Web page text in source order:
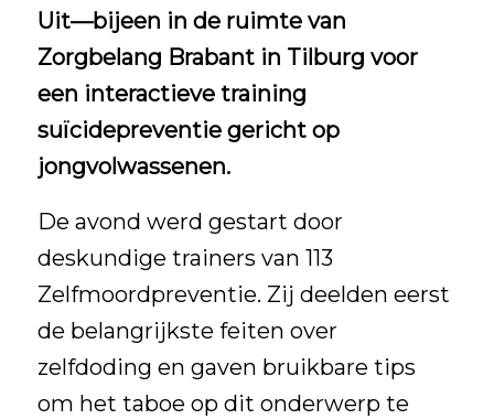
Uit—bijeen in de ruimte van
Zorgbelang Brabant in Tilburg voor
een interactieve training
suïcidepreventie gericht op
jongvolwassenen.
De avond werd gestart door
deskundige trainers van 113
Zelfmoordpreventie. Zij deelden eerst
de belangrijkste feiten over
zelfdoding en gaven bruikbare tips
om het taboe op dit onderwerp te